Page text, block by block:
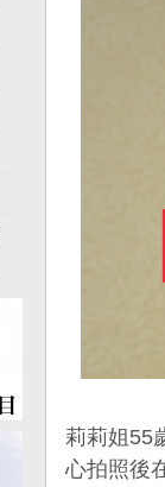
莉莉姐55
心拍照後